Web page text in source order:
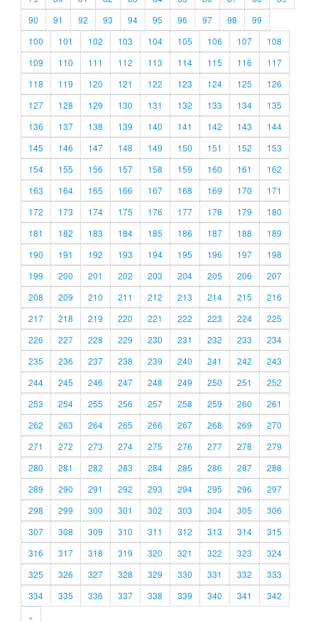
90
91 92 93 94 95 96 97 98
99
100
101 102 103 104 105 106 107
108
109
110 111 112 113 114 115 116
117
118
119 120 121 122 123 124 125
126
127
128 129 130 131 132 133 134
135
136
137 138 139 140 141 142 143
144
145
146 147 148 149 150 151 152
153
154
155 156 157 158 159 160 161
162
163
164 165 166 167 168 169 170
171
172
173 174 175 176 177 178 179
180
181
182 183 184 185 186 187 188
189
190
191 192 193 194 195 196 197
198
199
200 201 202 203 204 205 206
207
208
209 210 211 212 213 214 215
216
217
218 219 220 221 222 223 224
225
226
227 228 229 230 231 232 233
234
235
236 237 238 239 240 241 242
243
244
245 246 247 248 249 250 251
252
253
254 255 256 257 258 259 260
261
262
263 264 265 266 267 268 269
270
271
272 273 274 275 276 277 278
279
280
281 282 283 284 285 286 287
288
289
290 291 292 293 294 295 296
297
298
299 300 301 302 303 304 305
306
307
308 309 310 311 312 313 314
315
316
317 318 319 320 321 322 323
324
325
326 327 328 329 330 331 332
333
334
335 336 337 338 339 340 341
342
»